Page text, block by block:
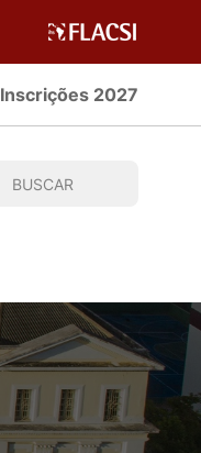
Inscrições 2027